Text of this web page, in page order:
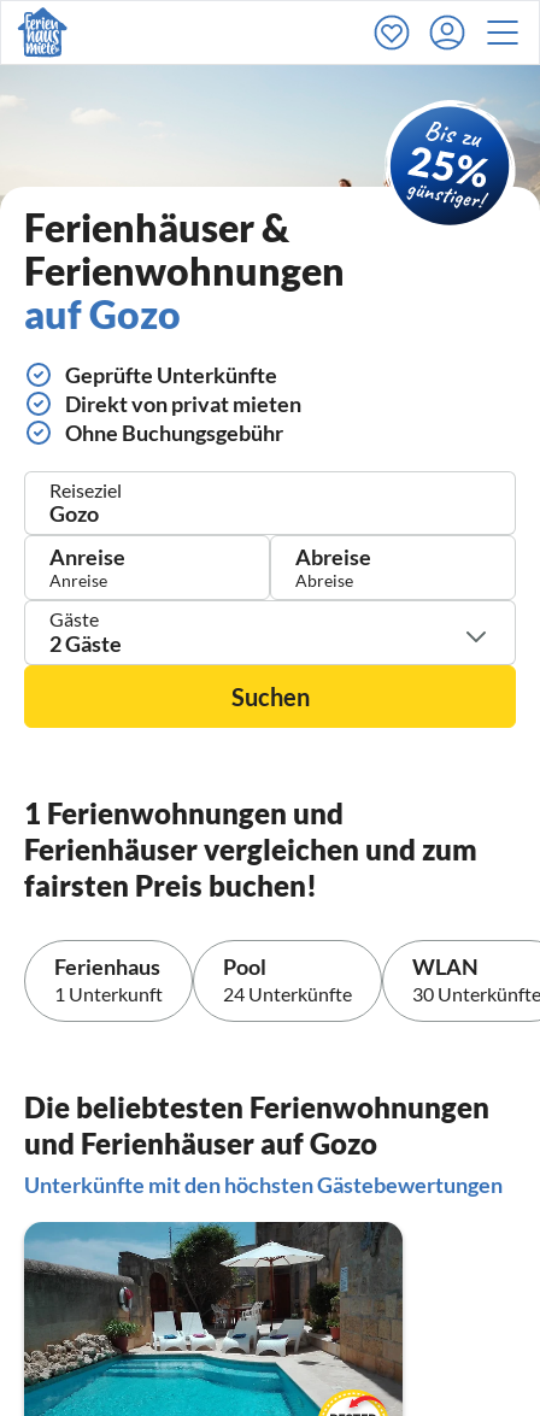
Ferienhäuser &
Ferienwohnungen
auf Gozo
Geprüfte Unterkünfte
Direkt von privat mieten
Ohne Buchungsgebühr
Reiseziel
Anreise Abreise
Gäste
2 Gäste
Suchen
1 Ferienwohnungen und
Ferienhäuser vergleichen und zum
fairsten Preis buchen!
Ferienhaus
1 Unterkunft
Pool
24 Unterkünfte
WLAN
30 Unterkünfte
Die beliebtesten Ferienwohnungen
und Ferienhäuser auf Gozo
Unterkünfte mit den höchsten Gästebewertungen